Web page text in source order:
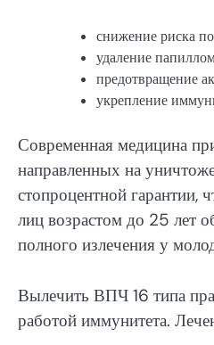
снижение риска
удаление
предотвращение
укрепление
Современная медицина
направленных на
стопроцентной гарантии,
лиц возрастом до 25 лет
полного излечения у
Вылечить ВПЧ 16 типа
работой иммунитета.